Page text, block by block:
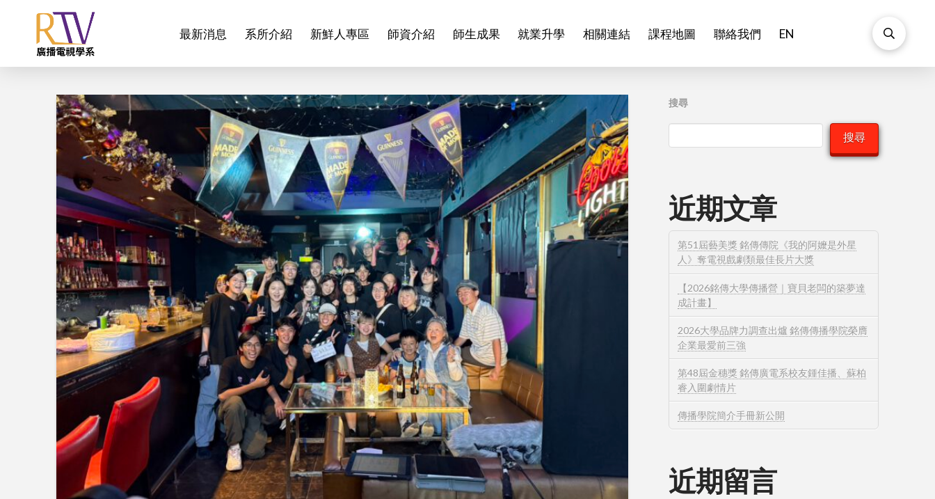
最新消息 系所介紹 新鮮人專區 師資介紹 師生成果 就業升學 相關連結 課程地圖 聯絡我們 EN
搜尋
搜尋
近期文章
第51屆藝美獎 銘傳傳院《我的阿嬤是外星
人》奪電視戲劇類最佳長片大獎
【2026銘傳大學傳播營｜寶貝老闆的築夢達
成計畫】
2026大學品牌力調查出爐 銘傳傳播學院榮膺
企業最愛前三強
第48屆金穗獎 銘傳廣電系校友鍾佳播、蘇柏
睿入圍劇情片
傳播學院簡介手冊新公開
近期留言